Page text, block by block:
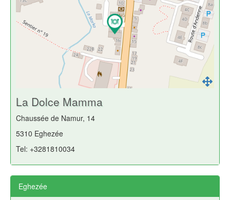
La Dolce Mamma
Chaussée de Namur, 14
5310 Eghezée
Tel: +3281810034
Eghezée